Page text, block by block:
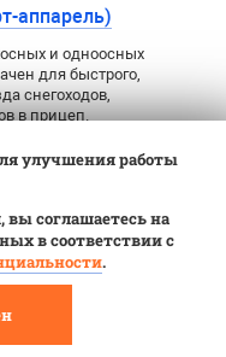
аппарель)
и одноосных
для быстрого,
снегоходов,
в прицеп.
25150 руб
28150 руб
улучшения работы
соглашаетесь на
в соответствии с
.